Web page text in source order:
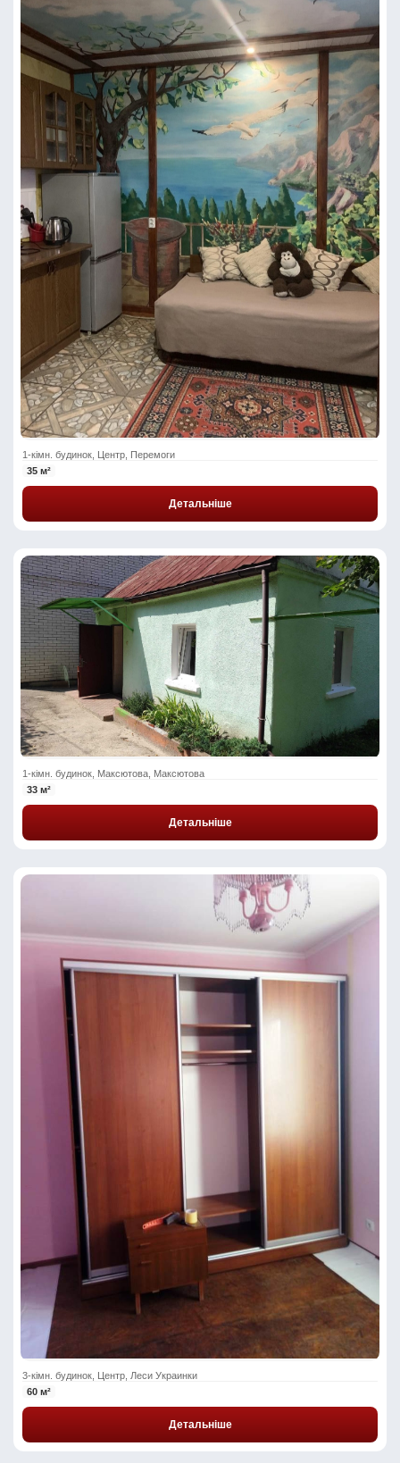
1-кімн. будинок, Центр, Перемоги
35 м²
Детальніше
1-кімн. будинок, Максютова, Максютова
33 м²
Детальніше
3-кімн. будинок, Центр, Леси Украинки
60 м²
Детальніше